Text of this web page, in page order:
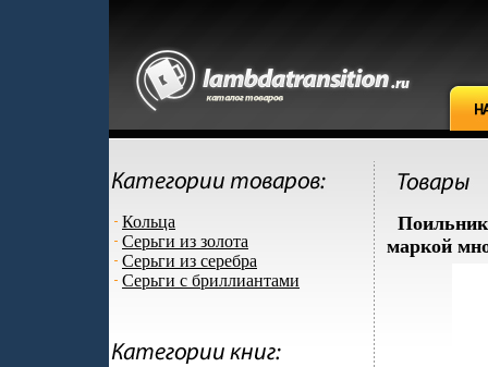
Кольца
Серьги из золота
Серьги из серебра
Серьги с бриллиантами
маркой